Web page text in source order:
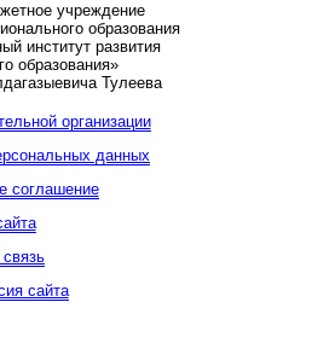
учреждение
образования
институт развития
образования»
Тулеева
организации
данных
соглашение
сайта